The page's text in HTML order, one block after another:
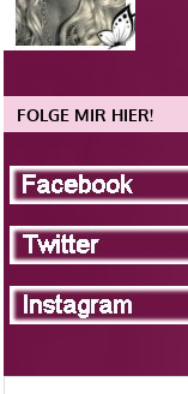
FOLGE MIR HIER!